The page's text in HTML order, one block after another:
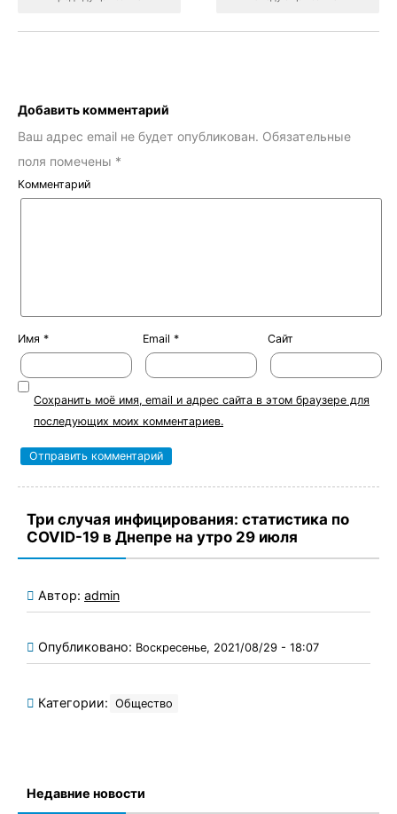
Добавить комментарий
Ваш адрес email не будет опубликован. Обязательные
поля помечены *
Комментарий
Имя * Email * Сайт
Сохранить моё имя, email и адрес сайта в этом браузере для
последующих моих комментариев.
Три случая инфицирования: статистика по
COVID-19 в Днепре на утро 29 июля
Автор: admin
Опубликовано: Воскресенье, 2021/08/29 - 18:07
Категории: Общество
Недавние новости